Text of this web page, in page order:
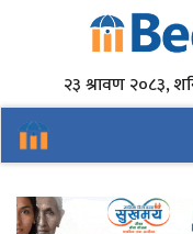
२३ श्रावण २०८३,